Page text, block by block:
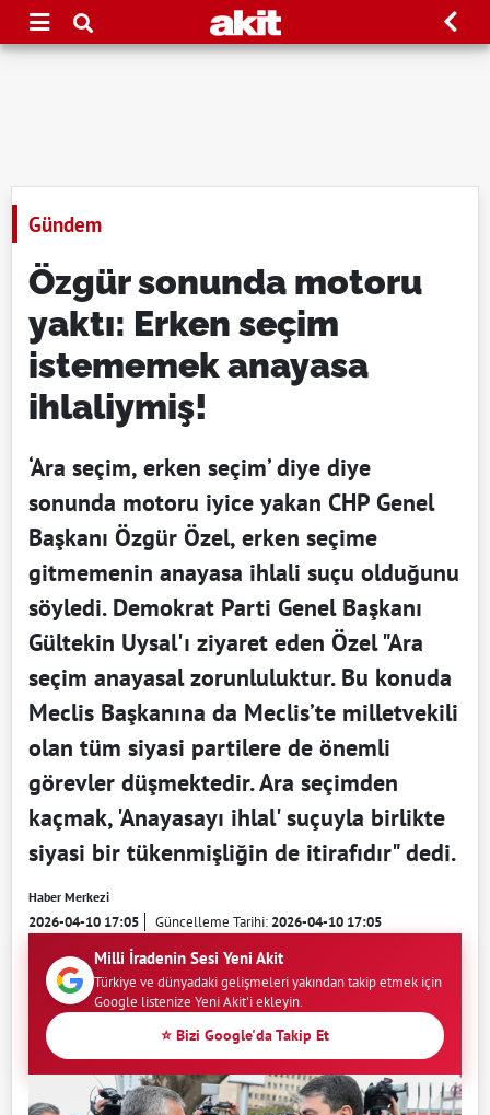
Gündem
Özgür sonunda motoru
yaktı: Erken seçim
istememek anayasa
ihlaliymiş!
‘Ara seçim, erken seçim’ diye diye
sonunda motoru iyice yakan CHP Genel
Başkanı Özgür Özel, erken seçime
gitmemenin anayasa ihlali suçu olduğunu
söyledi. Demokrat Parti Genel Başkanı
Gültekin Uysal'ı ziyaret eden Özel "Ara
seçim anayasal zorunluluktur. Bu konuda
Meclis Başkanına da Meclis’te milletvekili
olan tüm siyasi partilere de önemli
görevler düşmektedir. Ara seçimden
kaçmak, 'Anayasayı ihlal' suçuyla birlikte
siyasi bir tükenmişliğin de itirafıdır" dedi.
Haber Merkezi
2026-04-10 17:05 Güncelleme Tarihi:2026-04-10 17:05
Milli İradenin Sesi Yeni Akit
Türkiye ve dünyadaki gelişmeleri yakından takip etmek için
Google listenize Yeni Akit'i ekleyin.
⭐ Bizi Google'da Takip Et